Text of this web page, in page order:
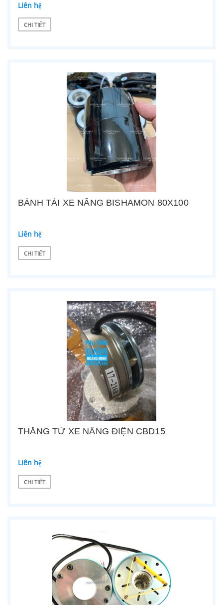
Liên hệ
CHI TIẾT
BÁNH TẢI XE NÂNG BISHAMON 80X100
Liên hệ
CHI TIẾT
THẮNG TỪ XE NÂNG ĐIỆN CBD15
Liên hệ
CHI TIẾT